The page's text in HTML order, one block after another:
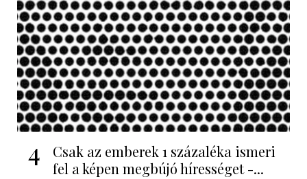
4
Csak az emberek 1 százaléka ismeri
fel a képen megbújó hírességet -...